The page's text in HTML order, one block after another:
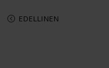
EDELLINEN